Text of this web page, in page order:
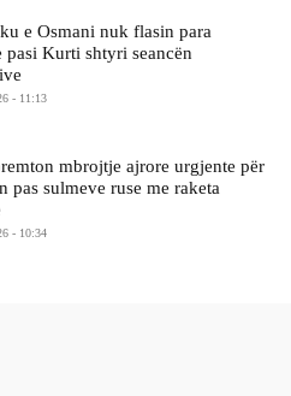
e Osmani nuk flasin para
pasi Kurti shtyri seancën
- 11:13
mbrojtje ajrore urgjente për
pas sulmeve ruse me raketa
- 10:34